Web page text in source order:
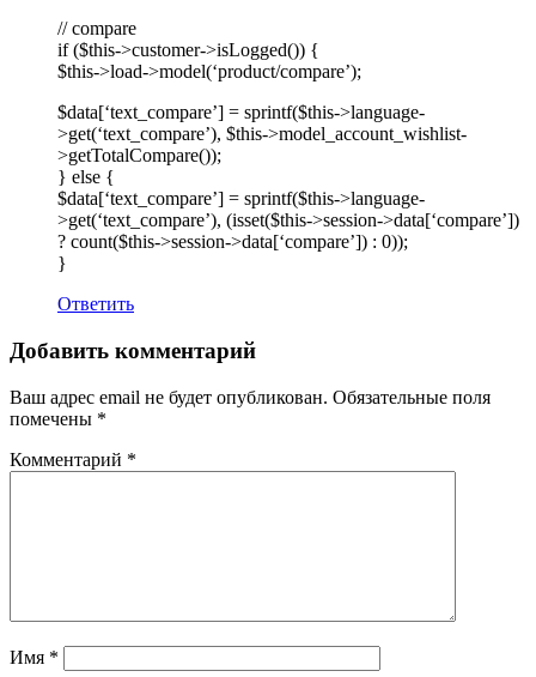
// compare
if ($this->customer->isLogged()) {
$this->load->model(‘product/compare’);
$data[‘text_compare’] = sprintf($this->language-
>get(‘text_compare’), $this->model_account_wishlist-
>getTotalCompare());
} else {
$data[‘text_compare’] = sprintf($this->language-
>get(‘text_compare’), (isset($this->session->data[‘compare’])
? count($this->session->data[‘compare’]) : 0));
}
Ответить
Добавить комментарий
Ваш адрес email не будет опубликован. Обязательные поля
помечены *
Комментарий *
Имя *